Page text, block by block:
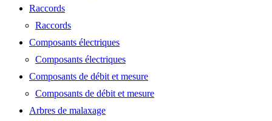
Raccords
Raccords
Composants électriques
Composants électriques
Composants de débit et mesure
Composants de débit et mesure
Arbres de malaxage